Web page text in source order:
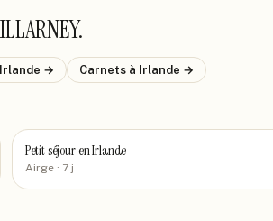
.
→ Carnets à Irlande →
Petit séjour en Irlande
Airge· 7 j